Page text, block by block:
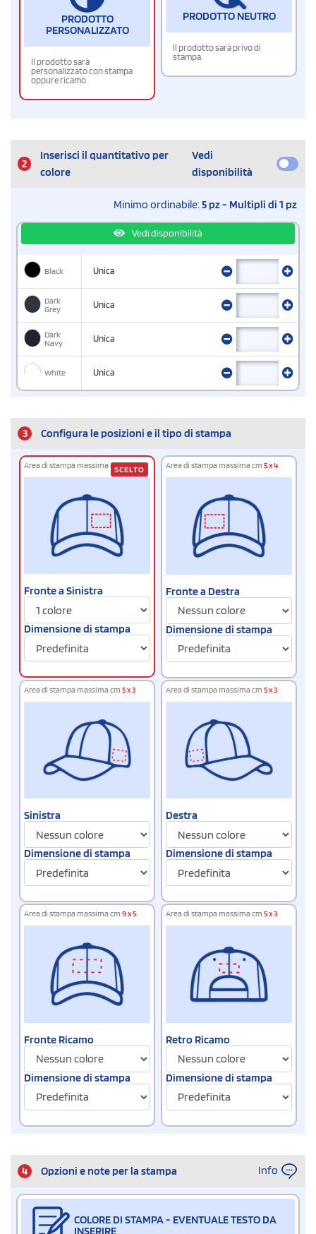
PRODOTTO
PERSONALIZZATO
Il prodotto sarà
personalizzato con stampa
oppure ricamo
PRODOTTO NEUTRO
Il prodotto sarà privo di
stampa.
2
Inserisci il quantitativo per
colore
Vedi
disponibilità
Minimo ordinabile:5 pz - Multipli di 1 pz
Vedi disponibilità
Black Unica
Dark
Grey
Unica
Dark
Navy
Unica
White Unica
3 Configura le posizioni e il tipo di stampa
Area di stampa massima cm5 x 4
Fronte a Sinistra
Dimensione di stampa
SCELTO Area di stampa massima cm 5 x 4
Fronte a Destra
Dimensione di stampa
Area di stampa massima cm 5 x 3
Sinistra
Dimensione di stampa
Area di stampa massima cm 5 x 3
Destra
Dimensione di stampa
Area di stampa massima cm 9 x 5
Fronte Ricamo
Dimensione di stampa
Area di stampa massima cm 5 x 3
Retro Ricamo
Dimensione di stampa
4 Opzioni e note per la stampa Info
COLORE DI STAMPA - EVENTUALE TESTO DA
INSERIRE